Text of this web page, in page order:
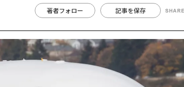
著者フォロー 記事を保存